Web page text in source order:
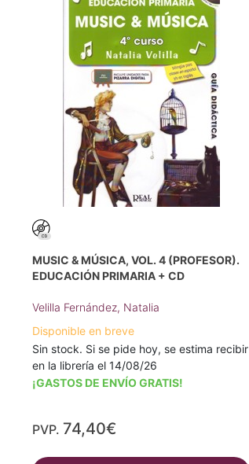
MUSIC & MÚSICA, VOL. 4 (PROFESOR).
EDUCACIÓN PRIMARIA + CD
Velilla Fernández, Natalia
Disponible en breve
Sin stock. Si se pide hoy, se estima recibir
en la librería el 14/08/26
¡GASTOS DE ENVÍO GRATIS!
PVP. 74,40€